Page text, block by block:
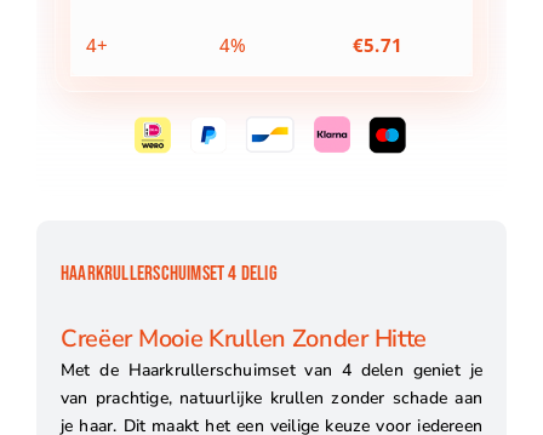
4+ 4% €5.71
HAARKRULLERSCHUIMSET 4 DELIG
Creëer Mooie Krullen Zonder Hitte
Met de Haarkrullerschuimset van 4 delen geniet je
van prachtige, natuurlijke krullen zonder schade aan
je haar. Dit maakt het een veilige keuze voor iedereen